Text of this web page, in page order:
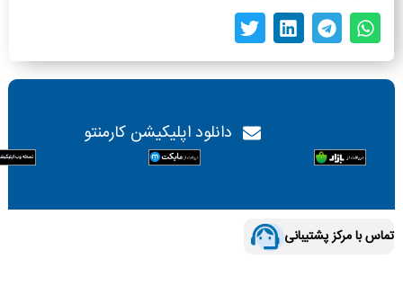
دانلود اپلیکیشن کارمنتو
تماس با مرکز پشتیبانی